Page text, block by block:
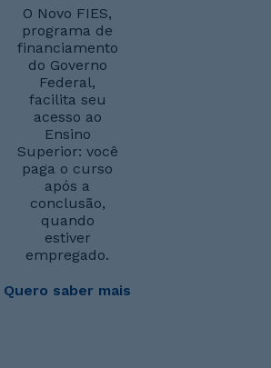
O Novo FIES,
programa de
financiamento
do Governo
Federal,
facilita seu
acesso ao
Ensino
Superior: você
paga o curso
após a
conclusão,
quando
estiver
empregado.
Quero saber mais